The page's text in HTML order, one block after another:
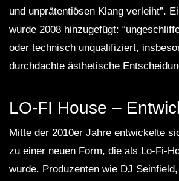
und unprätentiösen Klang verleiht”.
wurde 2008 hinzugefügt:
oder technisch unqualifiziert,
durchdachte ästhetische
LO-FI House –
Mitte der 2010er Jahre entwickelte
zu einer neuen Form, die als Lo-Fi-
wurde. Produzenten wie DJ